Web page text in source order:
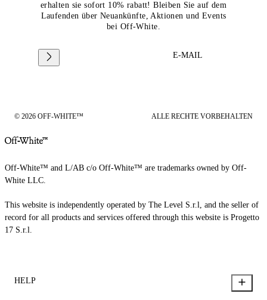
erhalten sie sofort 10% rabatt! Bleiben Sie auf dem
Laufenden über Neuankünfte, Aktionen und Events
bei Off-White.
E-MAIL
© 2026 OFF-WHITE™ ALLE RECHTE VORBEHALTEN
Off-White™ and L/AB c/o Off-White™ are trademarks owned by Off-
White LLC.
This website is independently operated by The Level S.r.l, and the seller of
record for all products and services offered through this website is Progetto
17 S.r.l.
HELP